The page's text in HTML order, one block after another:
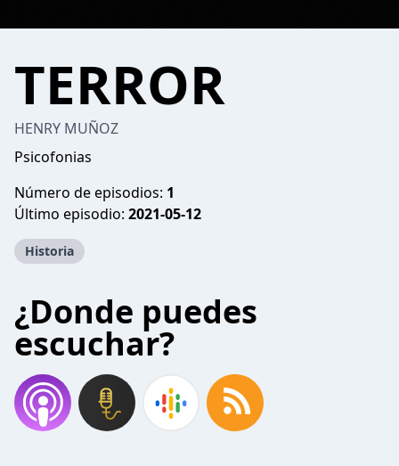
TERROR
HENRY MUÑOZ
Psicofonias
Número de episodios: 1
Último episodio: 2021-05-12
Historia
¿Donde puedes
escuchar?